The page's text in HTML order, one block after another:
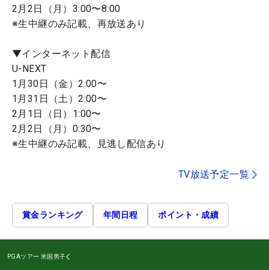
2月2日（月）3:00〜8:00
※生中継のみ記載、再放送あり
▼インターネット配信
U-NEXT
1月30日（金）2:00〜
1月31日（土）2:00〜
2月1日（日）1:00〜
2月2日（月）0:30〜
※生中継のみ記載、見逃し配信あり
TV放送予定一覧
賞金ランキング 年間日程 ポイント・成績
PGAツアー 米国男子